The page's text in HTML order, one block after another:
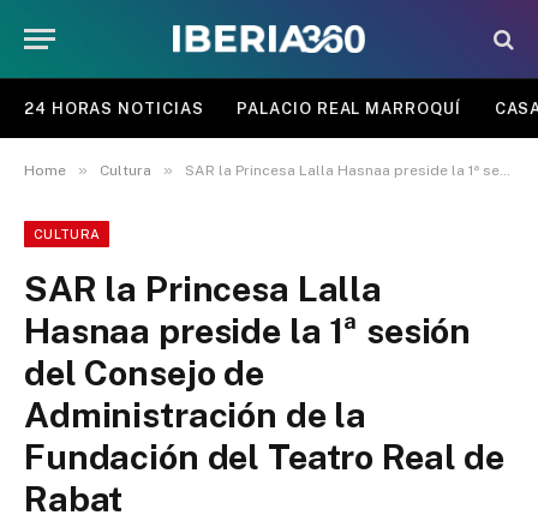
24 HORAS NOTICIAS PALACIO REAL MARROQUÍ
Home » Cultura » SAR la Princesa Lalla Hasnaa preside la 1ª sesión del Consejo de Administración de la Fundación del Teatro Real de Rabat
CULTURA
SAR la Princesa Lalla
Hasnaa preside la 1ª sesión
del Consejo de
Administración de la
Fundación del Teatro Real de
Rabat